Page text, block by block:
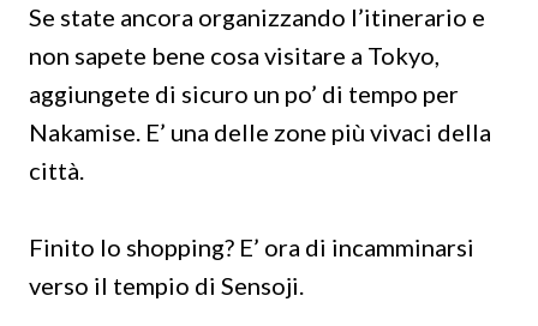
Se state ancora organizzando l’itinerario e
non sapete bene cosa visitare a Tokyo,
aggiungete di sicuro un po’ di tempo per
Nakamise. E’ una delle zone più vivaci della
città.
Finito lo shopping? E’ ora di incamminarsi
verso il tempio di Sensoji.